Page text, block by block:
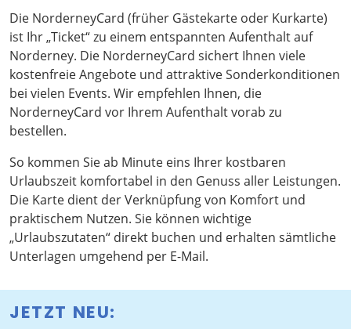
Die NorderneyCard (früher Gästekarte oder Kurkarte)
ist Ihr „Ticket“ zu einem entspannten Aufenthalt auf
Norderney. Die NorderneyCard sichert Ihnen viele
kostenfreie Angebote und attraktive Sonderkonditionen
bei vielen Events. Wir empfehlen Ihnen, die
NorderneyCard vor Ihrem Aufenthalt vorab zu
bestellen.
So kommen Sie ab Minute eins Ihrer kostbaren
Urlaubszeit komfortabel in den Genuss aller Leistungen.
Die Karte dient der Verknüpfung von Komfort und
praktischem Nutzen. Sie können wichtige
„Urlaubszutaten“ direkt buchen und erhalten sämtliche
Unterlagen umgehend per E-Mail.
JETZT NEU: